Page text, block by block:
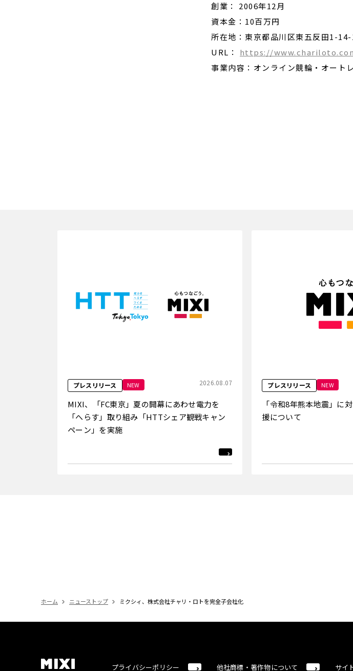
創業： 2006年12月
資本金：10百万円
所在地：東京都品川区東五反田1-
URL： https://
事業内容：オンライン競輪・オート
プレスリリース NEW 2026.08.07
MIXI、「FC東京」夏の開幕にあわせ電力を
「へらす」取り組み「HTTシェア観戦キャン
ペーン」を実施
プレスリリース NEW
「令和8年熊本地震」に
援について
ホーム ニューストップ ミクシィ、株式会社チャリ・ロトを完全子会社化
プライバシーポリシー 他社商標・著作物について サイ